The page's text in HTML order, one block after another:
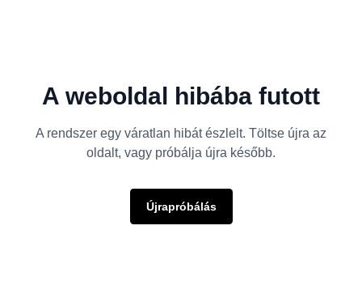
A weboldal hibába futott
A rendszer egy váratlan hibát észlelt. Töltse újra az
oldalt, vagy próbálja újra később.
Újrapróbálás